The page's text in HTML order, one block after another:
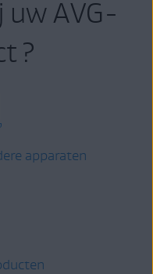
AVG-
?
apparaten